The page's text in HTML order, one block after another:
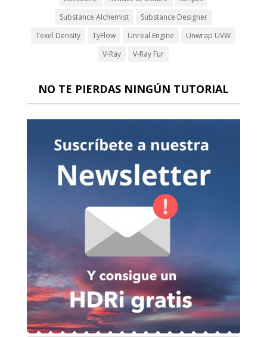
Substance Alchemist
Substance Designer
Texel Density
TyFlow Unreal Engine
Unwrap UVW
V-Ray
V-Ray Fur
NO TE PIERDAS NINGÚN TUTORIAL